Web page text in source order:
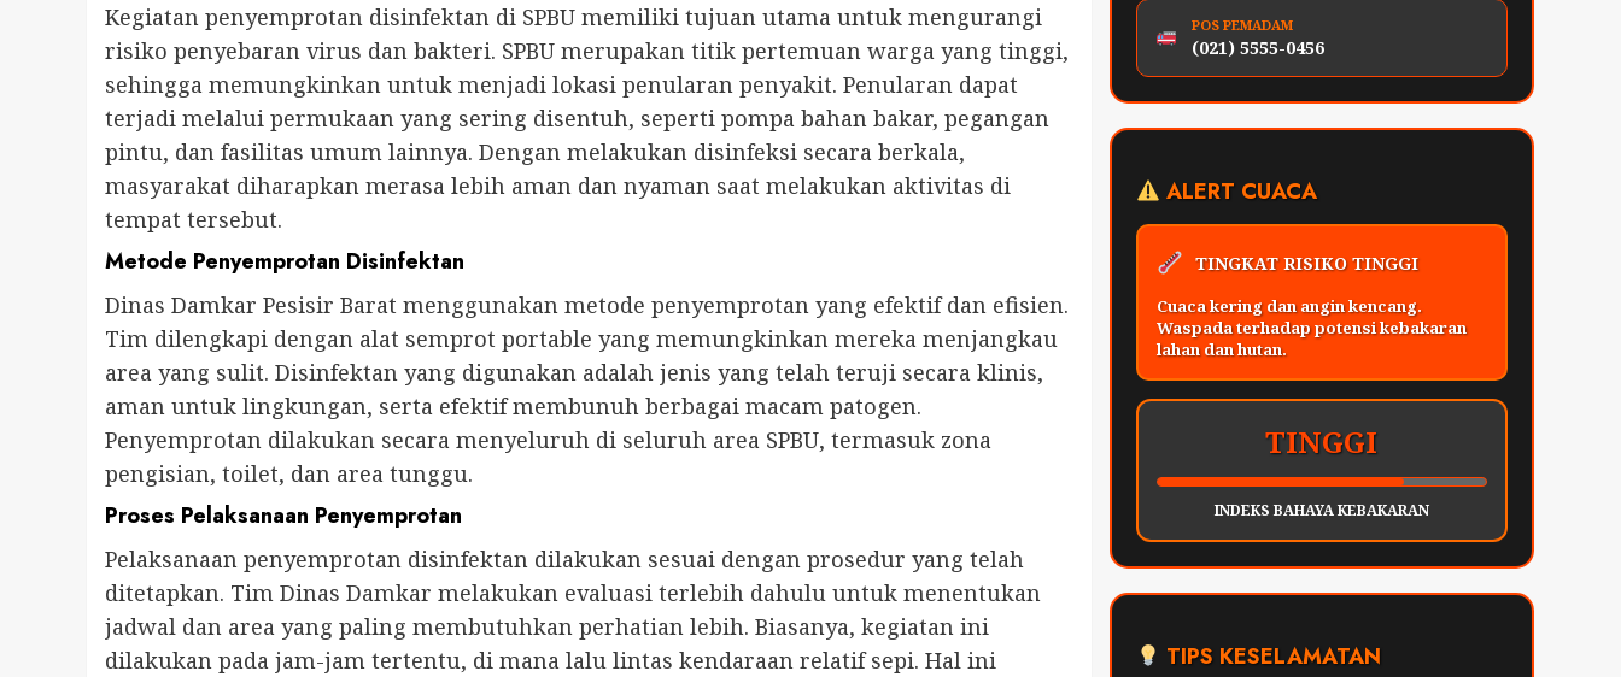
Kegiatan penyemprotan disinfektan di SPBU memiliki tujuan utama untuk mengurangi
risiko penyebaran virus dan bakteri. SPBU merupakan titik pertemuan warga yang tinggi,
sehingga memungkinkan untuk menjadi lokasi penularan penyakit. Penularan dapat
terjadi melalui permukaan yang sering disentuh, seperti pompa bahan bakar, pegangan
pintu, dan fasilitas umum lainnya. Dengan melakukan disinfeksi secara berkala,
masyarakat diharapkan merasa lebih aman dan nyaman saat melakukan aktivitas di
tempat tersebut.
Metode Penyemprotan Disinfektan
Dinas Damkar Pesisir Barat menggunakan metode penyemprotan yang efektif dan efisien.
Tim dilengkapi dengan alat semprot portable yang memungkinkan mereka menjangkau
area yang sulit. Disinfektan yang digunakan adalah jenis yang telah teruji secara klinis,
aman untuk lingkungan, serta efektif membunuh berbagai macam patogen.
Penyemprotan dilakukan secara menyeluruh di seluruh area SPBU, termasuk zona
pengisian, toilet, dan area tunggu.
Proses Pelaksanaan Penyemprotan
Pelaksanaan penyemprotan disinfektan dilakukan sesuai dengan prosedur yang telah
ditetapkan. Tim Dinas Damkar melakukan evaluasi terlebih dahulu untuk menentukan
jadwal dan area yang paling membutuhkan perhatian lebih. Biasanya, kegiatan ini
dilakukan pada jam-jam tertentu, di mana lalu lintas kendaraan relatif sepi. Hal ini
POS PEMADAM
(021) 5555-0456
ALERT CUACA
TINGKAT RISIKO TINGGI
Cuaca kering dan angin kencang.
Waspada terhadap potensi kebakaran
lahan dan hutan.
TINGGI
INDEKS BAHAYA KEBAKARAN
TIPS KESELAMATAN